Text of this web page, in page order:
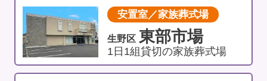
安置室／家族葬式場
生野区 東部市場
1日1組貸切の家族葬式場